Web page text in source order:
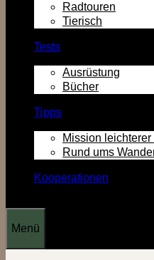
Radtouren
Tierisch
Tests
Ausrüstung
Bücher
Tipps
Mission
Rund ums
Kooperationen
Menü